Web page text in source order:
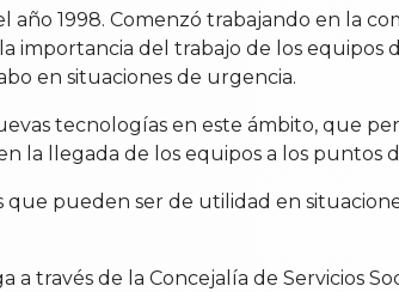
1998. Comenzó trabajando en la
del trabajo de los equipos
en situaciones de urgencia.
tecnologías en este ámbito, que
la llegada de los equipos a los puntos
pueden ser de utilidad en
través de la Concejalía de Servicios